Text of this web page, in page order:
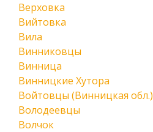
Верховка
Вийтовка
Вила
Винниковцы
Винница
Винницкие Хутора
Войтовцы (Винницкая обл.)
Володеевцы
Волчок